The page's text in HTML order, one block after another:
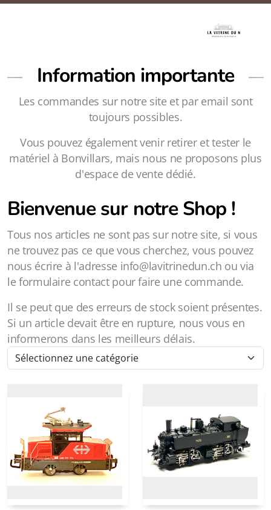
Information importante
Les commandes sur notre site et par email sont
toujours possibles.
Vous pouvez également venir retirer et tester le
matériel à Bonvillars, mais nous ne proposons plus
d'espace de vente dédié.
Bienvenue sur notre Shop !
Tous nos articles ne sont pas sur notre site, si vous
ne trouvez pas ce que vous cherchez, vous pouvez
nous écrire à l'adresse info@lavitrinedun.ch ou via
le formulaire contact pour faire une commande.
Il se peut que des erreurs de stock soient présentes.
Si un article devait être en rupture, nous vous en
informerons dans les meilleurs délais.